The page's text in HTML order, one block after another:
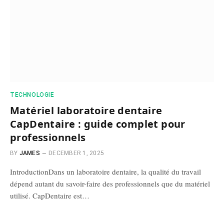
TECHNOLOGIE
Matériel laboratoire dentaire
CapDentaire : guide complet pour
professionnels
BY JAMES DECEMBER 1, 2025
IntroductionDans un laboratoire dentaire, la qualité du travail
dépend autant du savoir-faire des professionnels que du matériel
utilisé. CapDentaire est…